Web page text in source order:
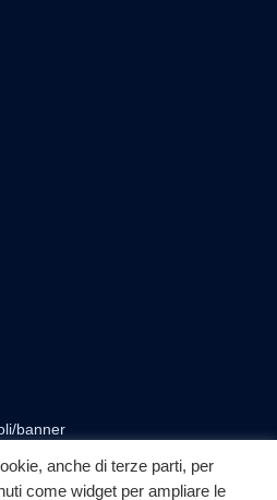
banner
anche di terze parti, per
come widget per ampliare le